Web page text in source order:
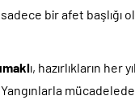
bir afet başlığı
ı, hazırlıkların her
mücadelede